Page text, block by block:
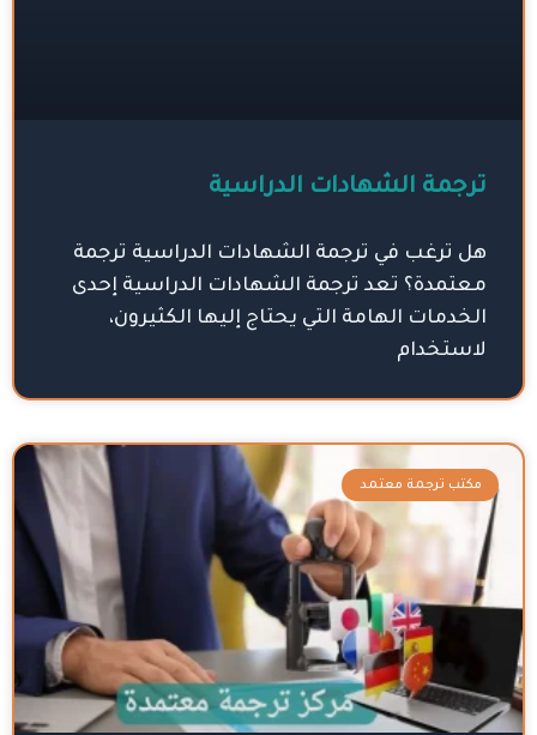
ترجمة الشهادات الدراسية
هل ترغب في ترجمة الشهادات الدراسية ترجمة
معتمدة؟ تعد ترجمة الشهادات الدراسية إحدى
الخدمات الهامة التي يحتاج إليها الكثيرون،
لاستخدام
مكتب ترجمة معتمد